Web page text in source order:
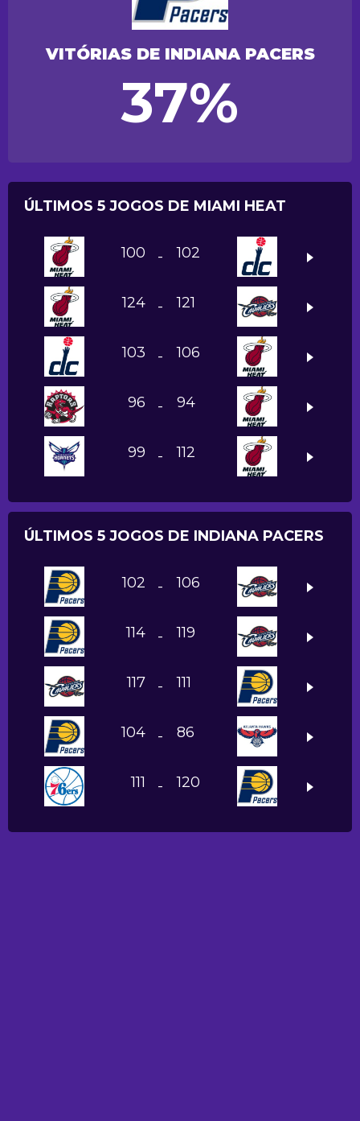
VITÓRIAS DE INDIANA PACERS
37%
ÚLTIMOS 5 JOGOS DE MIAMI HEAT
100 - 102
124 - 121
103 - 106
96 - 94
99 - 112
ÚLTIMOS 5 JOGOS DE INDIANA PACERS
102 - 106
114 - 119
117 - 111
104 - 86
111 - 120